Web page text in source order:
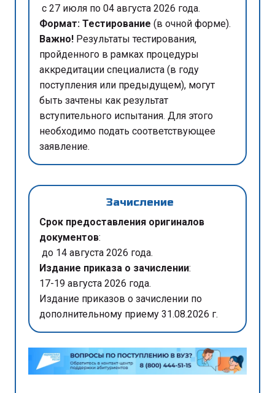
с 27 июля по 04 августа 2026 года.
Формат: Тестирование (в очной форме).
Важно! Результаты тестирования,
пройденного в рамках процедуры
аккредитации специалиста (в году
поступления или предыдущем), могут
быть зачтены как результат
вступительного испытания. Для этого
необходимо подать соответствующее
заявление.
Зачисление
Срок предоставления оригиналов
документов:
до 14 августа 2026 года.
Издание приказа о зачислении:
17-19 августа 2026 года.
Издание приказов о зачислении по
дополнительному приему 31.08.2026 г.